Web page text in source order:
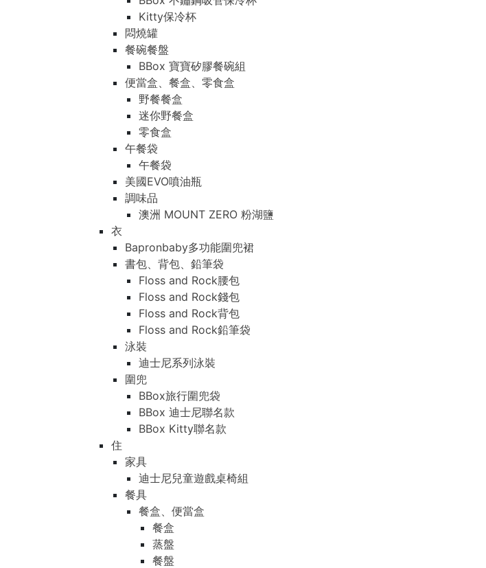
Kitty保冷杯
悶燒罐
餐碗餐盤
BBox 寶寶矽膠餐碗組
便當盒、餐盒、零食盒
野餐餐盒
迷你野餐盒
零食盒
午餐袋
午餐袋
美國EVO噴油瓶
調味品
澳洲 MOUNT ZERO 粉湖鹽
衣
Bapronbaby多功能圍兜裙
書包、背包、鉛筆袋
Floss and Rock腰包
Floss and Rock錢包
Floss and Rock背包
Floss and Rock鉛筆袋
泳裝
迪士尼系列泳裝
圍兜
BBox旅行圍兜袋
BBox 迪士尼聯名款
BBox Kitty聯名款
住
家具
迪士尼兒童遊戲桌椅組
餐具
餐盒、便當盒
餐盒
蒸盤
餐盤